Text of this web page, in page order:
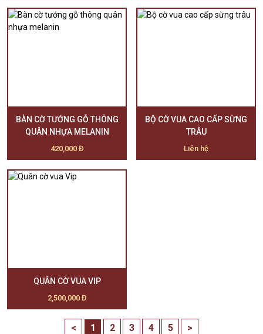
BÀN CỜ TƯỚNG GỖ THÔNG
QUÂN NHỰA MELANIN
420,000 Đ
BỘ CỜ VUA CAO CẤP SỪNG
TRÂU
Liên hệ
QUÂN CỜ VUA VIP
2,500,000 Đ
< 1 2 3 4 5 >